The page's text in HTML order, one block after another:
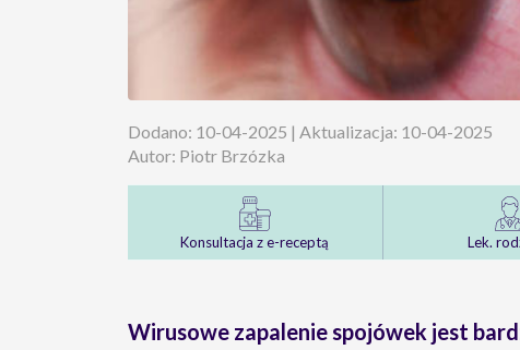
Dodano: 10-04-2025 | Aktualizacja: 10-04-2025
Autor: Piotr Brzózka
Konsultacja z e-receptą Lek.
Wirusowe zapalenie spojówek jest